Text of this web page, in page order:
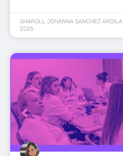
SHAROLL JOHANNA SANCHEZ ARDILA
2025